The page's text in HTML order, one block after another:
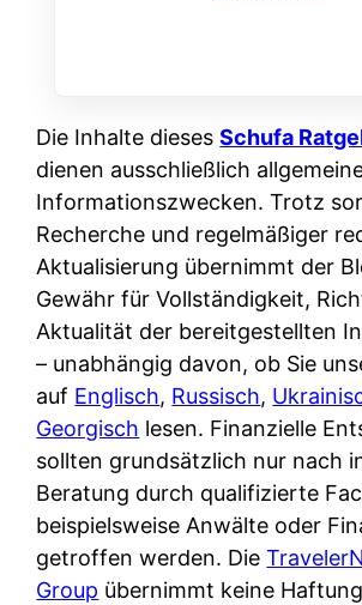
h
i
e
r
e
n
r
u
s
s
i
s
c
h
e
B
W
t
i
r
k
c
k
n
d
e
r
S
c
h
u
t
z
d
e
r
F
i
Die Inhalte diesesSchufa
dienen ausschließlich
Informationszwecken. Trotz
Recherche und regelmäßiger
Aktualisierung übernimmt der
Gewähr für Vollständigkeit,
Aktualität der bereitgestellten
– unabhängig davon, ob Sie
auf Englisch, Russisch,
Georgisch lesen. Finanzielle
sollten grundsätzlich nur nach
Beratung durch qualifizierte
beispielsweise Anwälte oder
getroffen werden. Die
Group übernimmt keine